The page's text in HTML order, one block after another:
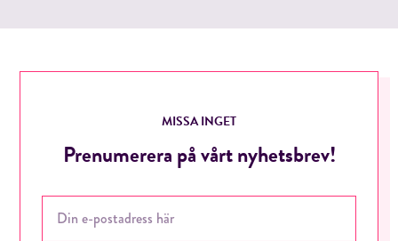
MISSA INGET
Prenumerera på vårt nyhetsbrev!